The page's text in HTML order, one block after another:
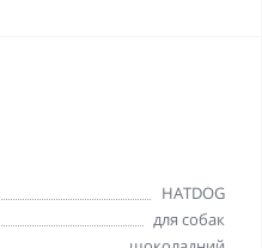
HATDOG
для собак